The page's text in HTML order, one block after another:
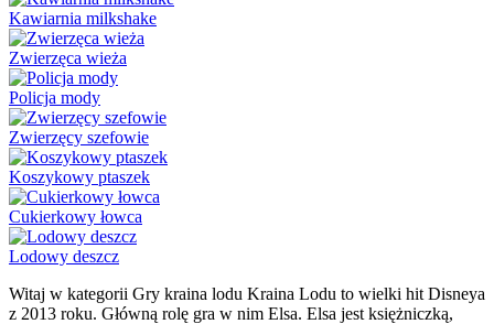
Kawiarnia milkshake
Zwierzęca wieża
Policja mody
Zwierzęcy szefowie
Koszykowy ptaszek
Cukierkowy łowca
Lodowy deszcz
Witaj w kategorii Gry kraina lodu Kraina Lodu to wielki hit Disneya
z 2013 roku. Główną rolę gra w nim Elsa. Elsa jest księżniczką,